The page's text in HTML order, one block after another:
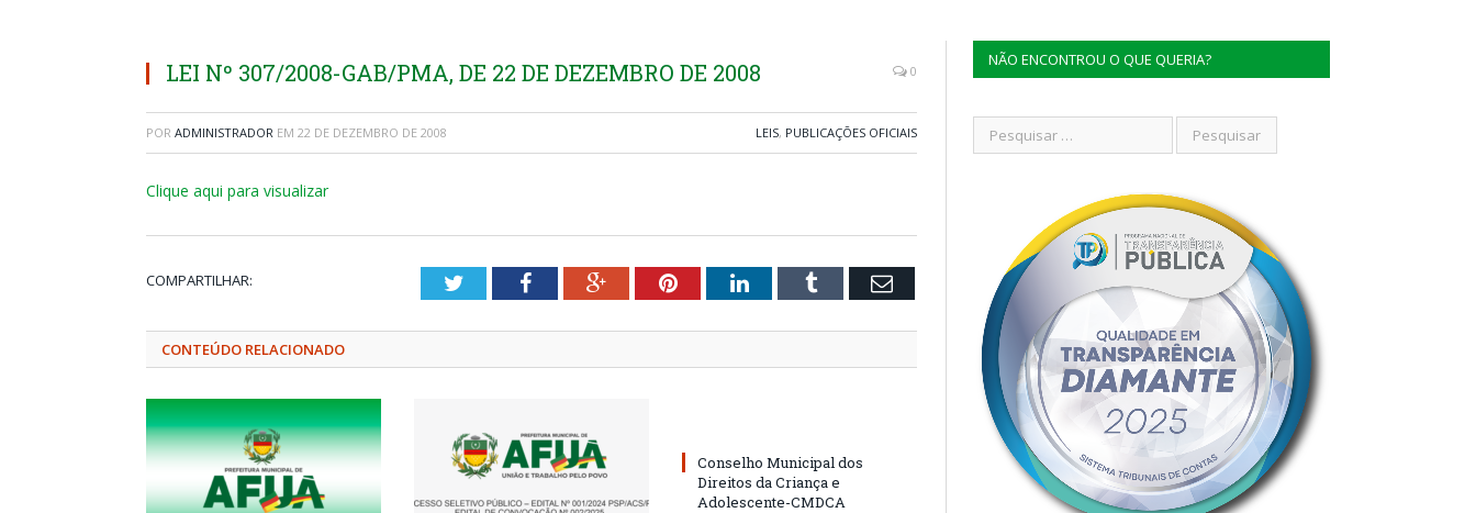
LEI Nº 307/2008-GAB/PMA, DE 22 DE DEZEMBRO DE 2008 0
POR ADMINISTRADOR EM 22 DE DEZEMBRO DE 2008 LEIS, PUBLICAÇÕES OFICIAIS
Clique aqui para visualizar
COMPARTILHAR: TwitterFacebookGoogle+PinterestLinkedInTumblr Email
CONTEÚDO RELACIONADO
Conselho Municipal dos
Direitos da Criança e
Adolescente-CMDCA
NÃO ENCONTROU O QUE QUERIA?